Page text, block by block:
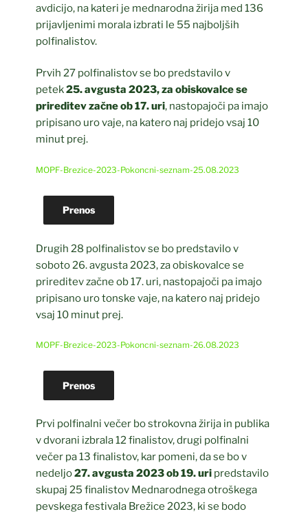
avdicijo, na kateri je mednarodna žirija med 136
prijavljenimi morala izbrati le 55 najboljših
polfinalistov.
Prvih 27 polfinalistov se bo predstavilo v
petek25. avgusta 2023, za obiskovalce se
prireditev začne ob 17. uri, nastopajoči pa imajo
pripisano uro vaje, na katero naj pridejo vsaj 10
minut prej.
MOPF-Brezice-2023-Pokoncni-seznam-25.08.2023
Prenos
Drugih 28 polfinalistov se bo predstavilo v
soboto 26. avgusta 2023, za obiskovalce se
prireditev začne ob 17. uri, nastopajoči pa imajo
pripisano uro tonske vaje, na katero naj pridejo
vsaj 10 minut prej.
MOPF-Brezice-2023-Pokoncni-seznam-26.08.2023
Prenos
Prvi polfinalni večer bo strokovna žirija in publika
v dvorani izbrala 12 finalistov, drugi polfinalni
večer pa 13 finalistov, kar pomeni, da se bo v
nedeljo27. avgusta 2023 ob 19. uri predstavilo
skupaj 25 finalistov Mednarodnega otroškega
pevskega festivala Brežice 2023, ki se bodo